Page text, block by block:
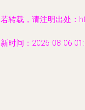
转载，请注明出处：
时间：2026-08-06